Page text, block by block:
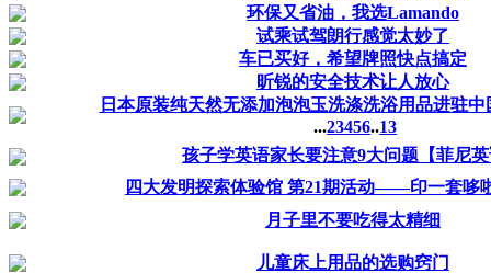
环保又省油，我选Lamando
试乘试驾朗行感觉太妙了
车已买好，希望牌照快点搞定
昕锐的安全技术让人放心
日本原装纯天然无添加泡泡玉洗涤洗浴用品进驻中
...23456..13
孩子学英语家长要注意9大问题【菲尼
四大发明探索体验馆 第21期活动——印一套哆
月子里不要吃得太精细
儿童床上用品的选购窍门